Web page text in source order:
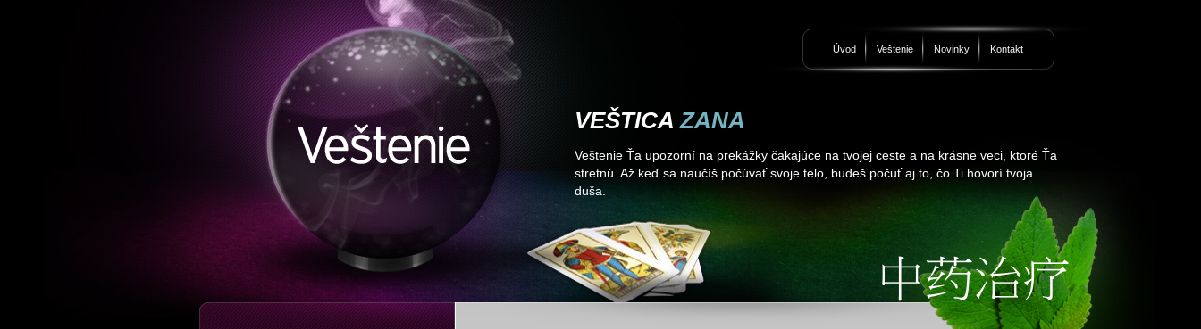
VEŠTICAZANA
Veštenie Ťa upozorní na prekážky čakajúce na tvojej ceste a na krásne veci, ktoré Ťa
stretnú. Až keď sa naučíš počúvať svoje telo, budeš počuť aj to, čo Ti hovorí tvoja
duša.
Úvod Veštenie Novinky Kontakt